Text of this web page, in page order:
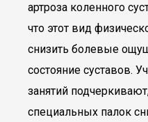
артроза коленного
что этот вид
снизить болевые
состояние суставов.
занятий
специальных палок